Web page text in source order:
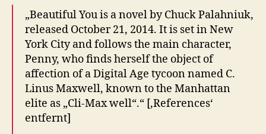
„Beautiful You is a novel by Chuck Palahniuk,
released October 21, 2014. It is set in New
York City and follows the main character,
Penny, who finds herself the object of
affection of a Digital Age tycoon named C.
Linus Maxwell, known to the Manhattan
elite as „Cli-Max well“.“ [‚References‘
entfernt]